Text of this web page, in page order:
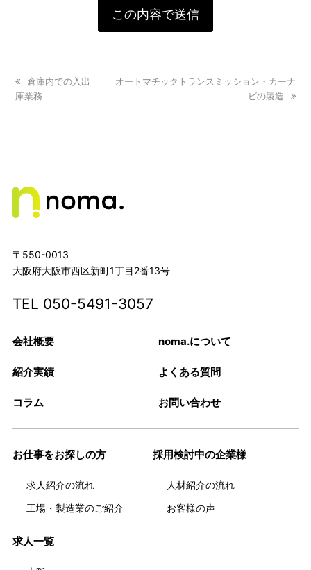
previous
post:
倉庫内での入出
庫業務
next
オートマチックトランスミッション・カーナ
ビの製造
〒550-0013
大阪府大阪市西区新町1丁目2番13号
TEL 050-5491-3057
会社概要 noma.について
紹介実績 よくある質問
コラム お問い合わせ
お仕事をお探しの方
求人紹介の流れ
工場・製造業のご紹介
採用検討中の企業様
人材紹介の流れ
お客様の声
求人一覧